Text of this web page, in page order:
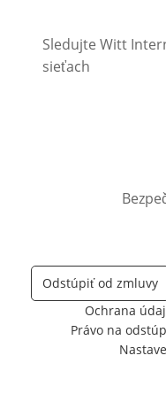
Sledujte Witt
sieťach
Odstúpiť od zmluvy
Ochrana
Právo na